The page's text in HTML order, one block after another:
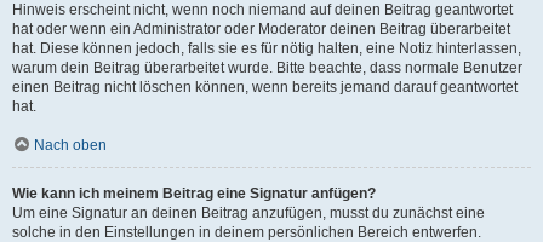
Hinweis erscheint nicht, wenn noch niemand auf deinen Beitrag geantwortet
hat oder wenn ein Administrator oder Moderator deinen Beitrag überarbeitet
hat. Diese können jedoch, falls sie es für nötig halten, eine Notiz hinterlassen,
warum dein Beitrag überarbeitet wurde. Bitte beachte, dass normale Benutzer
einen Beitrag nicht löschen können, wenn bereits jemand darauf geantwortet
hat.
Nach oben
Wie kann ich meinem Beitrag eine Signatur anfügen?
Um eine Signatur an deinen Beitrag anzufügen, musst du zunächst eine
solche in den Einstellungen in deinem persönlichen Bereich entwerfen.